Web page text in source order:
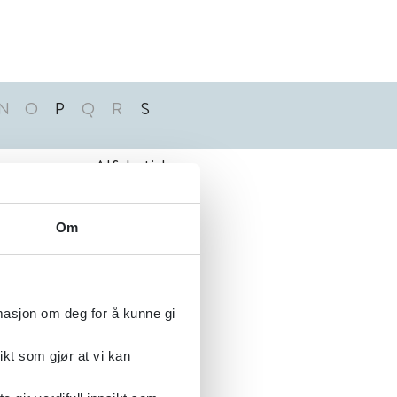
Om
om deg for å kunne gi
som gjør at vi kan
N O P Q R S
Alfabetisk